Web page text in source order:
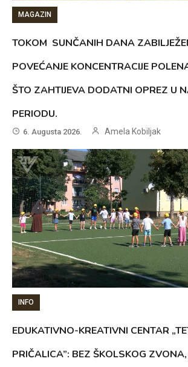
MAGAZIN
TOKOM SUNČANIH DANA
POVEĆANJE KONCENTRACIJE
ŠTO ZAHTIJEVA DODATNI OPREZ U
PERIODU.
6. Augusta 2026. Amela Kobiljak
INFO
EDUKATIVNO-KREATIVNI CENTAR
PRIČALICA”: BEZ ŠKOLSKOG